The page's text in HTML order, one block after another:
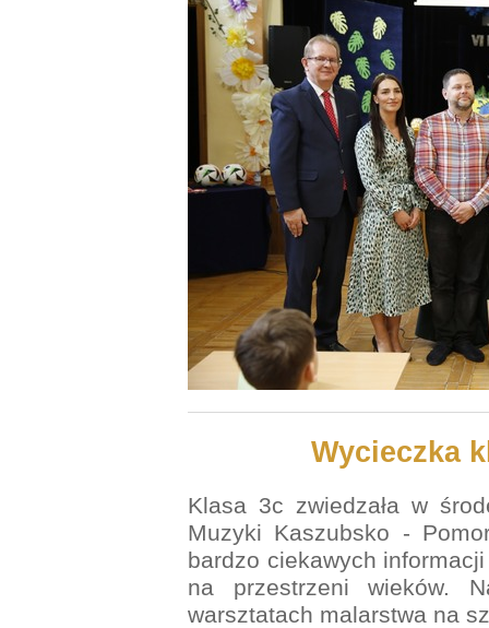
Wycieczka
Klasa 3c zwiedzała w
Muzyki Kaszubsko -
bardzo ciekawych
na przestrzeni wieków.
warsztatach malarstwa na